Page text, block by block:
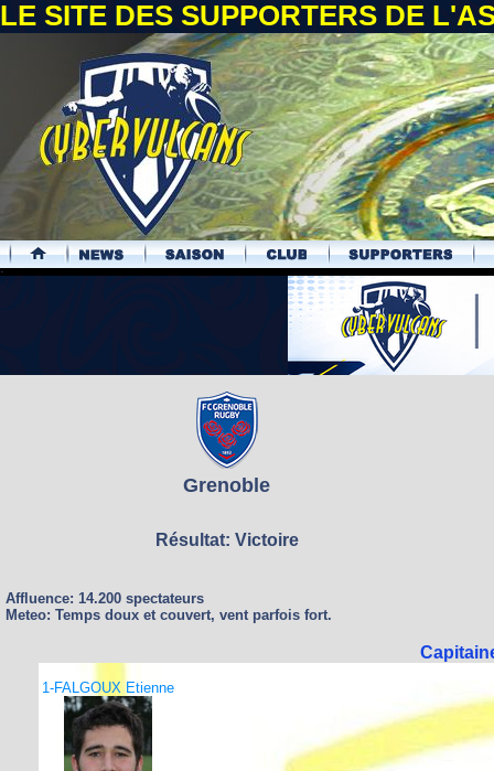
LE SITE DES SUPPORTERS DE
.
Grenoble
Résultat: Victoire
Affluence: 14.200 spectateurs
Meteo: Temps doux et couvert, vent parfois fort.
1-FALGOUX Etienne